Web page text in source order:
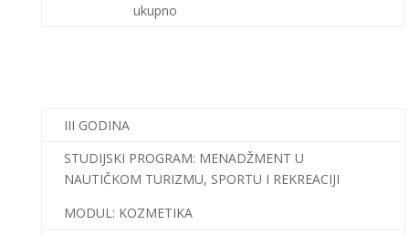
ukupno
III GODINA
STUDIJSKI PROGRAM: MENADŽMENT U
NAUTIČKOM TURIZMU, SPORTU I REKREACIJI
MODUL: KOZMETIKA